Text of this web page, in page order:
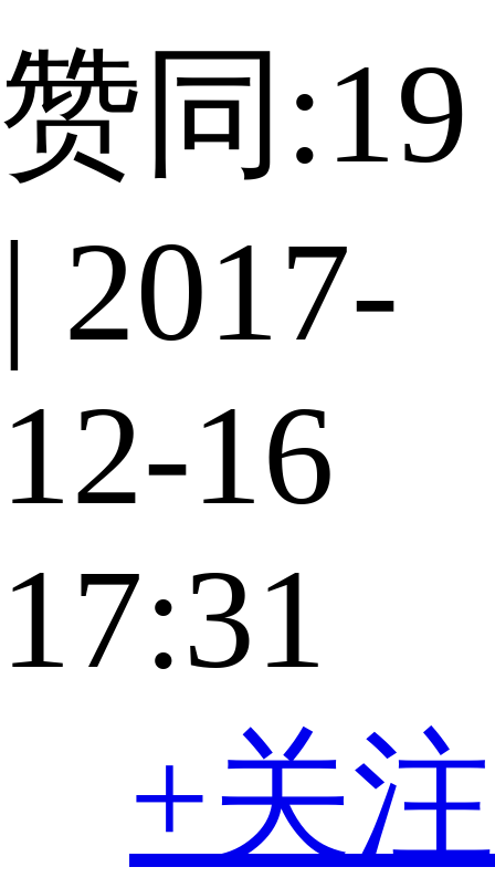
赞同:19
| 2017-
12-16
17:31
+关注